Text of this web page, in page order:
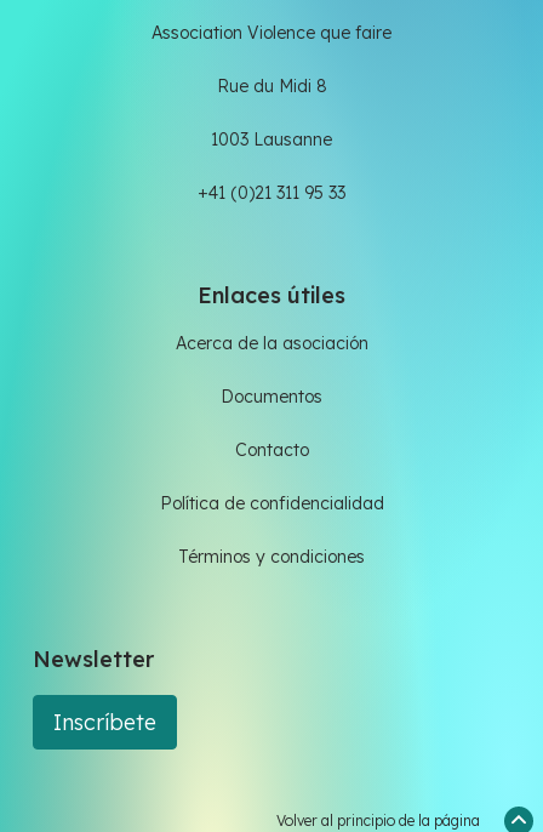
Volver al principio de la página
Association Violence que faire
Rue du Midi 8
1003 Lausanne
+41 (0)21 311 95 33
Enlaces útiles
Acerca de la asociación
Documentos
Contacto
Política de confidencialidad
Términos y condiciones
Newsletter
Inscríbete